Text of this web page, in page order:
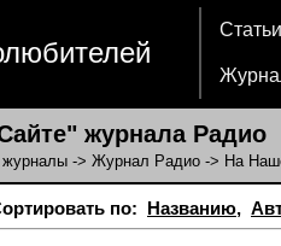
Статьи
журнала Радио
журналы -> Журнал Радио -> На
по: Названию,